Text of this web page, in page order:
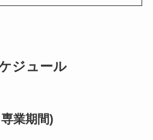
ジュール
業期間)